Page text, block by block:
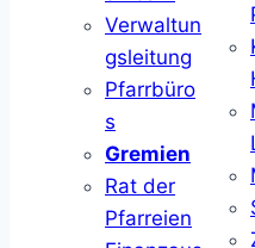
Verwaltun
gsleitung
Pfarrbüro
s
Gremien
Rat der
Pfarreien